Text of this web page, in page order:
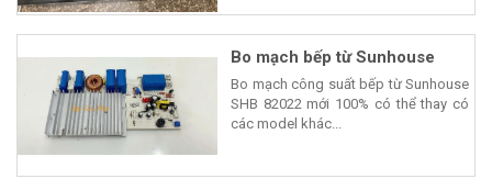
Bo mạch bếp từ Sunhouse
Bo mạch công suất bếp từ Sunhouse
SHB 82022 mới 100% có thể thay có
các model khác...